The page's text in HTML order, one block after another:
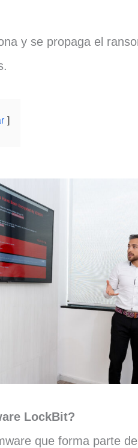
y se propaga el
LockBit?
que forma parte